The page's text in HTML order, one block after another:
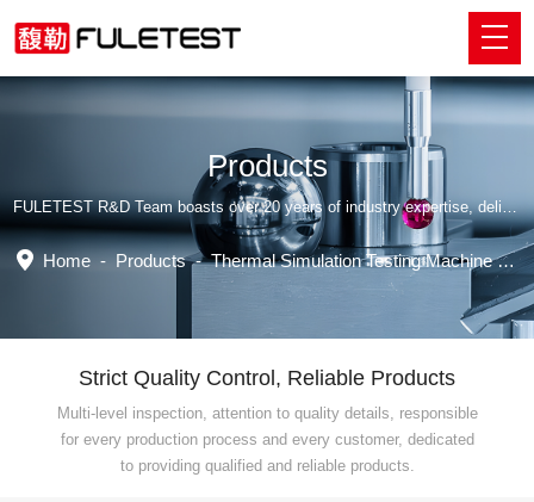
Products
FULETEST R&D Team boasts over 20 years of industry expertise, delivering tailored professional solutions.
Home - Products-Thermal Simulation Testing Machine Series
Strict Quality Control, Reliable Products
Multi-level inspection, attention to quality details, responsible
for every production process and every customer, dedicated
to providing qualified and reliable products.